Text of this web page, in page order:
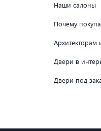
Наши салоны
Почему
Архитекторам
Двери в
Двери под